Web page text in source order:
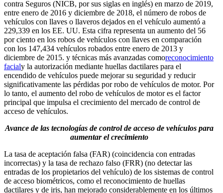
contra Seguros (NICB, por sus siglas en inglés) en marzo de 2019,
entre enero de 2016 y diciembre de 2018, el número de robos de
vehículos con llaves o llaveros dejados en el vehículo aumentó a
229,339 en los EE. UU. Esta cifra representa un aumento del 56
por ciento en los robos de vehículos con llaves en comparación
con los 147,434 vehículos robados entre enero de 2013 y
diciembre de 2015. y técnicas más avanzadas comoreconocimiento
facialy la autorización mediante huellas dactilares para el
encendido de vehículos puede mejorar su seguridad y reducir
significativamente las pérdidas por robo de vehículos de motor. Por
lo tanto, el aumento del robo de vehículos de motor es el factor
principal que impulsa el crecimiento del mercado de control de
acceso de vehículos.
Avance de las tecnologías de control de acceso de vehículos para
aumentar el crecimiento
La tasa de aceptación falsa (FAR) (coincidencia con entradas
incorrectas) y la tasa de rechazo falso (FRR) (no detectar las
entradas de los propietarios del vehículo) de los sistemas de control
de acceso biométricos, como el reconocimiento de huellas
dactilares y de iris, han mejorado considerablemente en los últimos